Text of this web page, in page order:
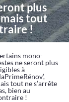
plus
mais tout
!
mono-
ne seront plus
à
tout ne s’arrête
bien au
!